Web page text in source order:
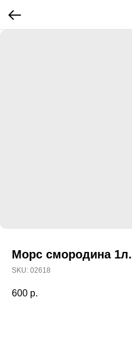
Морс смородина 1л.
SKU: 02618
600 р.